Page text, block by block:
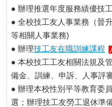
● 辦理推選年度服務績優技
● 全校技工友人事業務（晉升
等相關人事業務)
● 辦理技工友在職訓練課程
● 本校技工工友相關法規及
備金、訓練、申訴、人事評
● 辦理本校性別平等教育委
選；辦理技工友勞工退休準